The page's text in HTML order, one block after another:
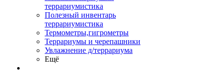
террариумистика
Полезный инвентарь
террариумистика
Термометры,гигрометры
Террариумы и черепашники
Увлажнение д/террариума
Ещё